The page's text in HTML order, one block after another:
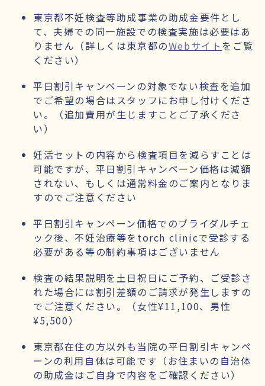
東京都不妊検査等助成事業の助成金要件とし
て、夫婦での同一施設での検査実施は必要はあ
りません（詳しくは東京都のWebサイトをご覧
ください）
平日割引キャンペーンの対象でない検査を追加
でご希望の場合はスタッフにお申し付けくださ
い。（追加費用が生じますことご了承くださ
い）
妊活セットの内容から検査項目を減らすことは
可能ですが、平日割引キャンペーン価格は減額
されない、もしくは通常料金のご案内となりま
すのでご注意ください
平日割引キャンペーン価格でのブライダルチェ
ック後、不妊治療等をtorch clinicで受診する
必要がある等の制約事項はございません
検査の結果説明を土日祝日にご予約、ご受診さ
れた場合には割引差額のご請求が発生しますの
でご注意ください。（女性¥11,100、男性
¥5,500）
東京都在住の方以外も当院の平日割引キャンペ
ーンの利用自体は可能です（お住まいの自治体
の助成金はご自身で内容をご確認ください）